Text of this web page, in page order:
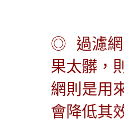
◎
過濾
果太髒，
網則是用
會降低其